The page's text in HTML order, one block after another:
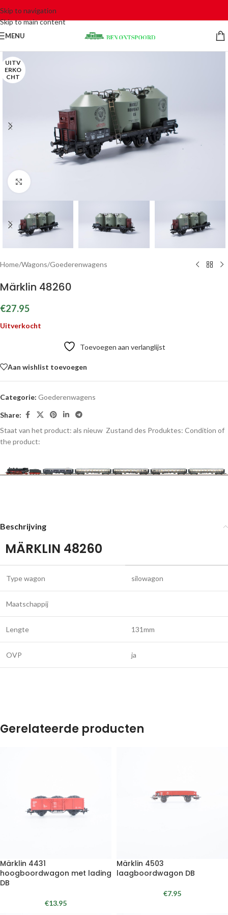
Skip to navigation
Skip to main content
MENU
UITV
ERKO
CHT
Click to enlarge
Home/Wagons/Goederenwagens
Märklin 48260
€27.95
Uitverkocht
Toevoegen aan verlanglijst
Aan wishlist toevoegen
Categorie: Goederenwagens
Share:
Staat van het product: als nieuw Zustand des Produktes: Condition of
the product:
Beschrijving
MÄRKLIN 48260
Type wagon silowagon
Maatschappij
Lengte 131mm
OVP ja
Gerelateerde producten
Märklin 4431
hoogboordwagon met lading
DB
€13.95
Märklin 4503
laagboordwagon DB
€7.95